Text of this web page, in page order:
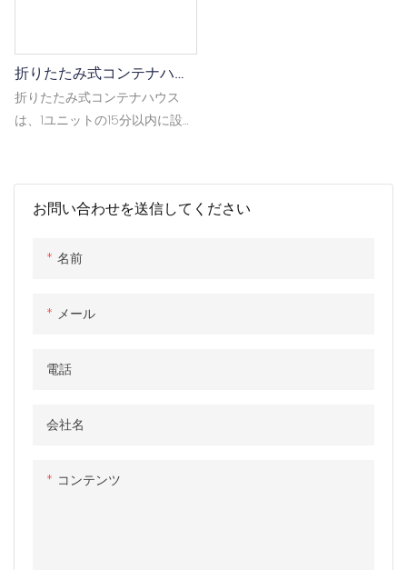
お問い合わせを送信してください
名前
メール
電話
会社名
コンテンツ
折りたたみ式コンテナハウ
スサイトオフィスワーカー
の寮労働キャンプモジュラ
折りたたみ式コンテナハウス
は、1ユニットの15分以内に設置
リビングルーム、オフィス、会
議室、寮、アパート、モーテ
プ、キオスク、ガードハウス、